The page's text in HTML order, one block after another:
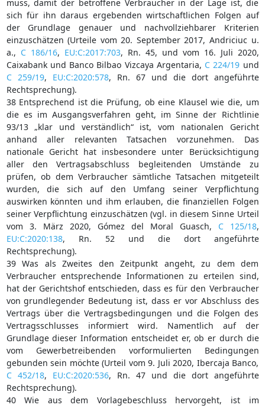
muss, damit der betroffene Verbraucher in der Lage ist, die
sich für ihn daraus ergebenden wirtschaftlichen Folgen auf
der Grundlage genauer und nachvollziehbarer Kriterien
einzuschätzen (Urteile vom 20. September 2017, Andriciuc u.
a., C 186/16, EU:C:2017:703, Rn. 45, und vom 16. Juli 2020,
Caixabank und Banco Bilbao Vizcaya Argentaria, C 224/19 und
C 259/19, EU:C:2020:578, Rn. 67 und die dort angeführte
Rechtsprechung).
38 Entsprechend ist die Prüfung, ob eine Klausel wie die, um
die es im Ausgangsverfahren geht, im Sinne der Richtlinie
93/13 „klar und verständlich“ ist, vom nationalen Gericht
anhand aller relevanten Tatsachen vorzunehmen. Das
nationale Gericht hat insbesondere unter Berücksichtigung
aller den Vertragsabschluss begleitenden Umstände zu
prüfen, ob dem Verbraucher sämtliche Tatsachen mitgeteilt
wurden, die sich auf den Umfang seiner Verpflichtung
auswirken könnten und ihm erlauben, die finanziellen Folgen
seiner Verpflichtung einzuschätzen (vgl. in diesem Sinne Urteil
vom 3. März 2020, Gómez del Moral Guasch, C 125/18,
EU:C:2020:138, Rn. 52 und die dort angeführte
Rechtsprechung).
39 Was als Zweites den Zeitpunkt angeht, zu dem dem
Verbraucher entsprechende Informationen zu erteilen sind,
hat der Gerichtshof entschieden, dass es für den Verbraucher
von grundlegender Bedeutung ist, dass er vor Abschluss des
Vertrags über die Vertragsbedingungen und die Folgen des
Vertragsschlusses informiert wird. Namentlich auf der
Grundlage dieser Information entscheidet er, ob er durch die
vom Gewerbetreibenden vorformulierten Bedingungen
gebunden sein möchte (Urteil vom 9. Juli 2020, Ibercaja Banco,
C 452/18, EU:C:2020:536, Rn. 47 und die dort angeführte
Rechtsprechung).
40 Wie aus dem Vorlagebeschluss hervorgeht, ist im